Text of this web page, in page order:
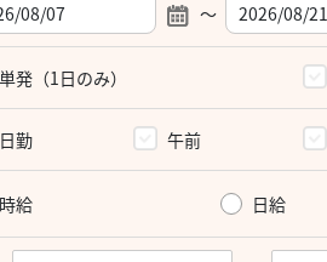
～
単発（1日のみ）
日勤 午前
時給 日給